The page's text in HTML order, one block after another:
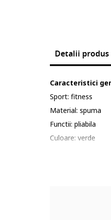
Detalii produs
Caracteristici
Sport: fitness
Material: spuma
Functii: pliabila
Culoare: verde